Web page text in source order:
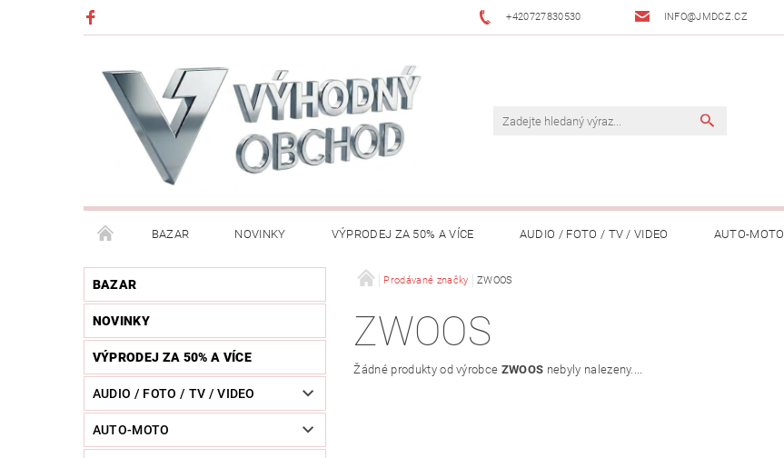
+420727830530 INFO@JMDCZ.CZ
BAZAR NOVINKY VÝPRODEJ ZA 50% A VÍCE AUDIO / FOTO / TV / VIDEO AUTO-MOTO
DĚTI (HRAČKY, CHŮVIČKY, VÝBAVA) DÍLNA / NÁŘADÍ / ZAHRADA
HUDEBNÍ NÁSTROJE CHYTRÉ HODINKY / MOBILY / TABLETY / PŘÍSLUŠENSTVÍ
KOSMETIKA / ŠPERKY KOŽENÝ SVĚT (OPASKY, PENĚŽENKY, ...) OSOBNÍ POMŮCKY
POWERBANKY
BAZAR
NOVINKY
VÝPRODEJ ZA 50% A VÍCE
AUDIO / FOTO / TV / VIDEO
AUTO-MOTO
Prodávané značky ZWOOS
ZWOOS
Žádné produkty od výrobce ZWOOS nebyly nalezeny....